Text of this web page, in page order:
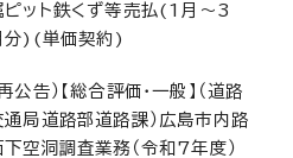
ピット鉄くず等売払(1月～3
分)(単価契約)
再公告）【総合評価・一般】（道路
通局道路部道路課）広島市内路
下空洞調査業務（令和7年度）